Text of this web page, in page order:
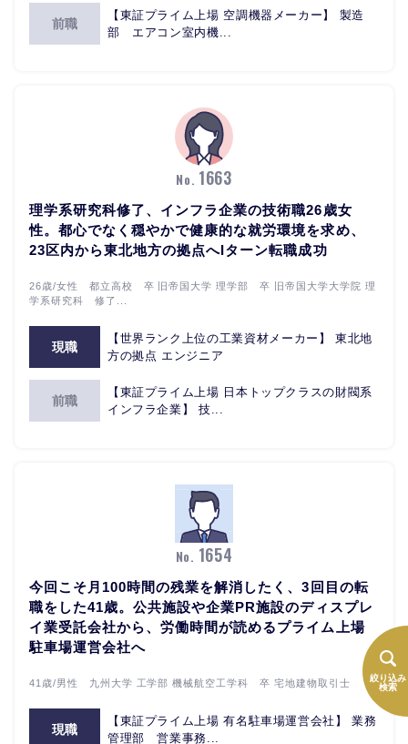
絞り込み
検索
前職
【東証プライム上場 空調機器メーカー】 製造
部 エアコン室内機...
No. 1663
理学系研究科修了、インフラ企業の技術職26歳女
性。都心でなく穏やかで健康的な就労環境を求め、
23区内から東北地方の拠点へIターン転職成功
26歳/女性 都立高校 卒 旧帝国大学 理学部 卒 旧帝国大学大学院 理
学系研究科 修了...
現職
【世界ランク上位の工業資材メーカー】 東北地
方の拠点 エンジニア
前職
【東証プライム上場 日本トップクラスの財閥系
インフラ企業】 技...
No. 1654
今回こそ月100時間の残業を解消したく、3回目の転
職をした41歳。公共施設や企業PR施設のディスプレ
イ業受託会社から、労働時間が読めるプライム上場
駐車場運営会社へ
41歳/男性 九州大学 工学部 機械航空工学科 卒 宅地建物取引士
現職
【東証プライム上場 有名駐車場運営会社】 業務
管理部 営業事務...